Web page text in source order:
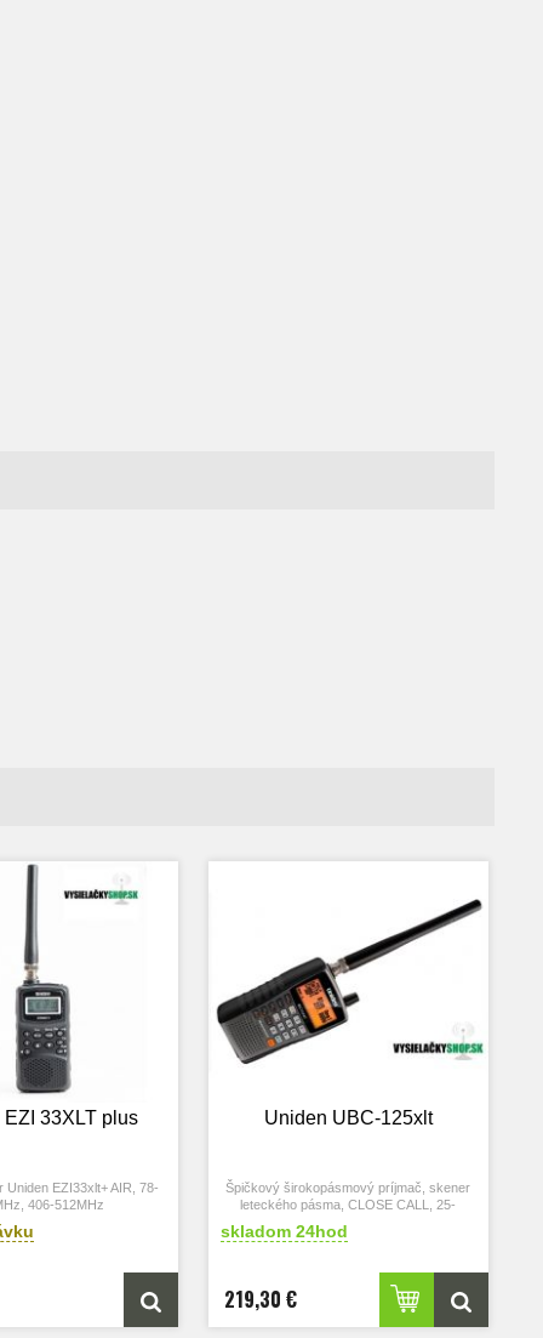
33XLT plus
Uniden EZI33xlt+ AIR, 78-
406-512MHz
Uniden UBC-125xlt
Špičkový širokopásmový príjmač, skener
leteckého pásma, CLOSE CALL, 25-
Najaktualnejšia verzia 2026 aj s nabijanim
skladom 24hod
219,30 €